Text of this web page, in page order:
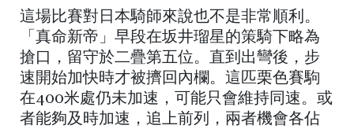
這場比賽對日本騎師來說也不是非常順利。
「真命新帝」早段在坂井瑠星的策騎下略為
搶口，留守於二疊第五位。直到出彎後，步
速開始加快時才被擠回內欄。這匹栗色賽駒
在400米處仍未加速，可能只會維持同速。或
者能夠及時加速，追上前列，兩者機會各佔